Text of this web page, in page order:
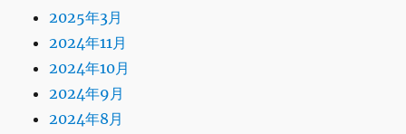
2025年3月
2024年11月
2024年10月
2024年9月
2024年8月